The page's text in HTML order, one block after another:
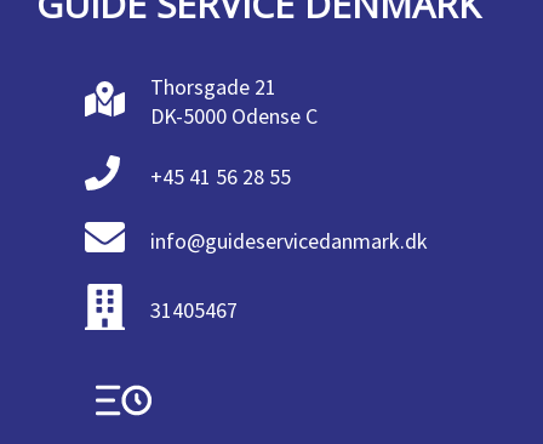
Thorsgade 21
DK-5000 Odense C
+45 41 56 28 55
info@guideservicedanmark.dk
31405467